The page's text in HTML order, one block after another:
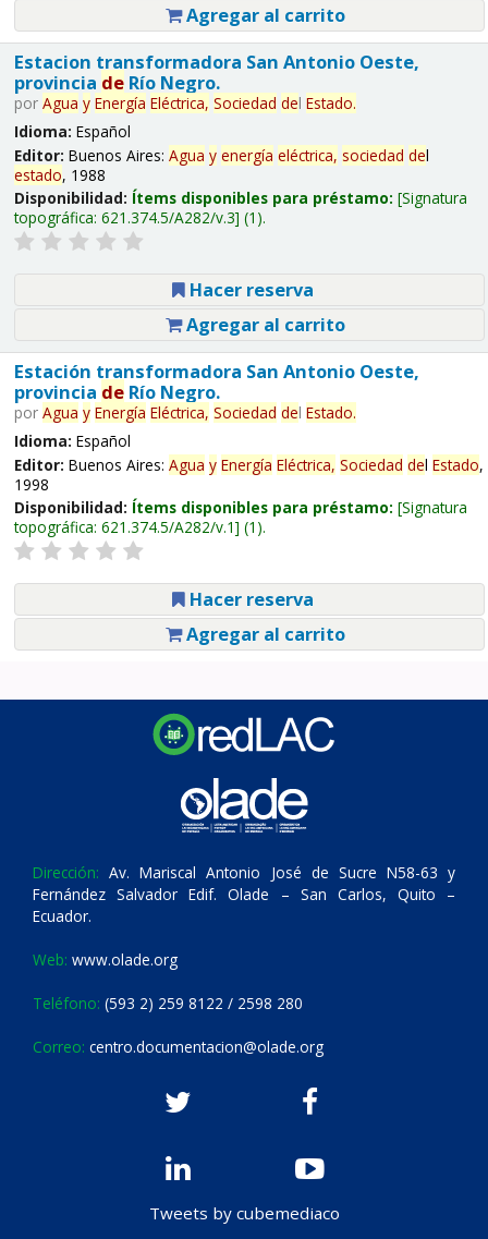
Agregar al carrito
Estacion transformadora San Antonio Oeste,
provincia deRío Negro.
por Agua y Energía Eléctrica, Sociedad del Estado.
Idioma: Español
Editor: Buenos Aires: Agua y energía eléctrica, sociedad del
estado, 1988
Disponibilidad: Ítems disponibles para préstamo: Signatura
topográfica: 621.374.5/A282/v.3 (1).
Hacer reserva
Agregar al carrito
Estación transformadora San Antonio Oeste,
provincia deRío Negro.
por Agua y Energía Eléctrica, Sociedad del Estado.
Idioma: Español
Editor: Buenos Aires: Agua y Energía Eléctrica, Sociedad del Estado,
1998
Disponibilidad: Ítems disponibles para préstamo: Signatura
topográfica: 621.374.5/A282/v.1 (1).
Hacer reserva
Agregar al carrito
Dirección: Av. Mariscal Antonio José de Sucre N58-63 y
Fernández Salvador Edif. Olade – San Carlos, Quito –
Ecuador.
Web: www.olade.org
Teléfono: (593 2) 259 8122 / 2598 280
Correo: centro.documentacion@olade.org
Tweets by cubemediaco